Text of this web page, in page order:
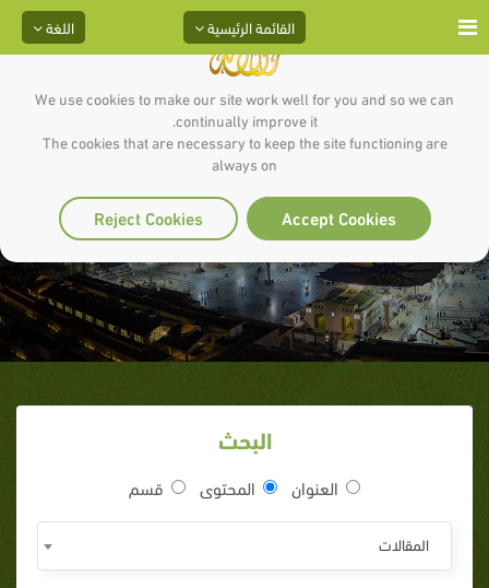
We use cookies to make our site work well for you and so we can
continually improve it.
The cookies that are necessary to keep the site functioning are
always on
Accept Cookies
Reject Cookies
اللغة القائمة الرئيسية
التضامن خلال الهجرة
البحث
العنوان المحتوى قسم
المقالات